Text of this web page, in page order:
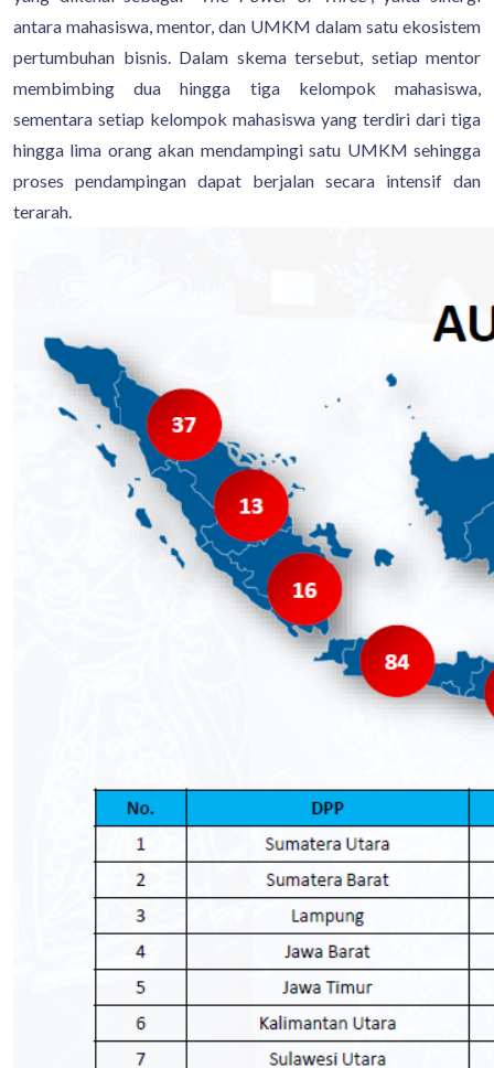
antara mahasiswa, mentor, dan UMKM dalam satu ekosistem
pertumbuhan bisnis. Dalam skema tersebut, setiap mentor
membimbing dua hingga tiga kelompok mahasiswa,
sementara setiap kelompok mahasiswa yang terdiri dari tiga
hingga lima orang akan mendampingi satu UMKM sehingga
proses pendampingan dapat berjalan secara intensif dan
terarah.